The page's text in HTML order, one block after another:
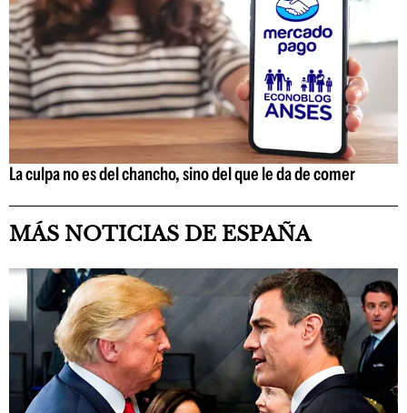
La culpa no es del chancho, sino del que le da de comer
MÁS NOTICIAS DE ESPAÑA